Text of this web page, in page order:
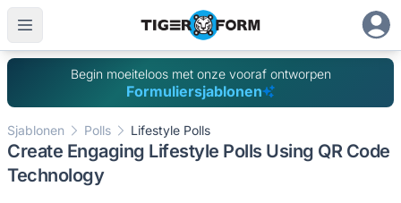
Begin moeiteloos met onze vooraf ontworpen
Formuliersjablonen
Sjablonen Polls Lifestyle Polls
Create Engaging Lifestyle Polls Using QR Code
Technology